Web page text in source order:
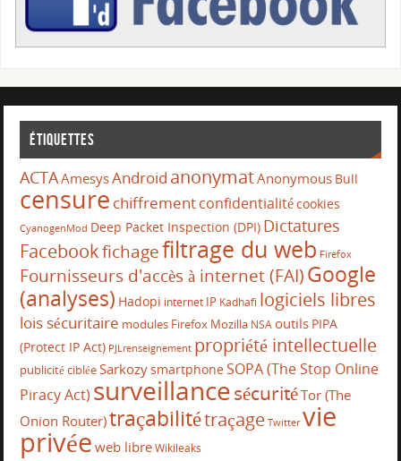
Étiquettes
ACTAAmesysAndroid anonymatAnonymous Bull
censure chiffrementconfidentialitécookies
CyanogenMod Deep Packet Inspection (DPI) Dictatures
Facebookfichagefiltrage du web Firefox
Fournisseurs d'accès à internet (FAI)Google
(analyses) Hadopi internet IP Kadhafi logiciels libres
lois sécuritaire modules Firefox Mozilla NSA outils PIPA
(Protect IP Act) PJLrenseignement propriété intellectuelle
publicité cibléeSarkozysmartphoneSOPA (The Stop Online
Piracy Act) surveillancesécuritéTor (The
Onion Router)traçabilitétraçage Twitter vie
privée web libreWikileaks